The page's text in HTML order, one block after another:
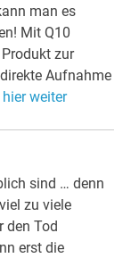
man es
Mit Q10
zur
Aufnahme
hier weiter
sind … denn
zu viele
den Tod
erst die